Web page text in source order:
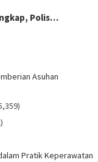
Polis…
Asuhan
Pratik Keperawatan